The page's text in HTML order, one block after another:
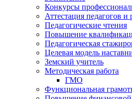
Конкурсы
Аттестация педагогов
Педагогические чтения
Повышение
Педагогическая
Целевая модель
Земский учитель
Методическая работа
ГМО
Функциональная